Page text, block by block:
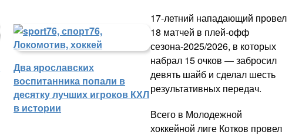
Два ярославских
воспитанника попали в
десятку лучших игроков КХЛ
в истории
17-летний нападающий провел
18 матчей в плей-офф
сезона-2025/2026, в которых
набрал 15 очков — забросил
девять шайб и сделал шесть
результативных передач.
Всего в Молодежной
хоккейной лиге Котков провел